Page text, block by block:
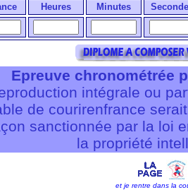
Heures Minutes
Epreuve chronométrée
intégrale ou
de courirenfrance
sanctionnée par la loi
la propriété
et je rentre dans la